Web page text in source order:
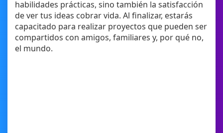
habilidades prácticas, sino también la satisfacción
de ver tus ideas cobrar vida. Al finalizar, estarás
capacitado para realizar proyectos que pueden ser
compartidos con amigos, familiares y, por qué no,
el mundo.